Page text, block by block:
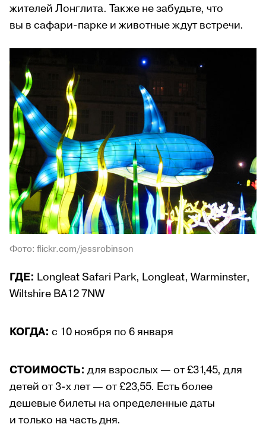
жителей Лонглита. Также не забудьте, что
вы в сафари-парке и животные ждут встречи.
Фото: flickr.com/jessrobinson
ГДЕ: Longleat Safari Park, Longleat, Warminster,
Wiltshire BA12 7NW
КОГДА: с 10 ноября по 6 января
СТОИМОСТЬ: для взрослых — от £31,45, для
детей от 3-х лет — от £23,55. Есть более
дешевые билеты на определенные даты
и только на часть дня.